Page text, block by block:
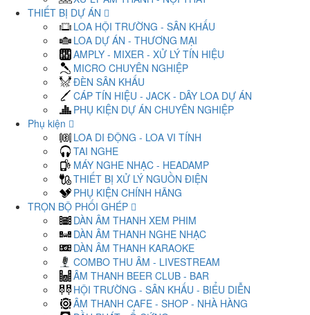
THIẾT BỊ DỰ ÁN
LOA HỘI TRƯỜNG - SÂN KHẤU
LOA DỰ ÁN - THƯƠNG MẠI
AMPLY - MIXER - XỬ LÝ TÍN HIỆU
MICRO CHUYÊN NGHIỆP
ĐÈN SÂN KHẤU
CÁP TÍN HIỆU - JACK - DÂY LOA DỰ ÁN
PHỤ KIỆN DỰ ÁN CHUYÊN NGHIỆP
Phụ kiện
LOA DI ĐỘNG - LOA VI TÍNH
TAI NGHE
MÁY NGHE NHẠC - HEADAMP
THIẾT BỊ XỬ LÝ NGUỒN ĐIỆN
PHỤ KIỆN CHÍNH HÃNG
TRỌN BỘ PHỐI GHÉP
DÀN ÂM THANH XEM PHIM
DÀN ÂM THANH NGHE NHẠC
DÀN ÂM THANH KARAOKE
COMBO THU ÂM - LIVESTREAM
ÂM THANH BEER CLUB - BAR
HỘI TRƯỜNG - SÂN KHẤU - BIỂU DIỄN
ÂM THANH CAFE - SHOP - NHÀ HÀNG